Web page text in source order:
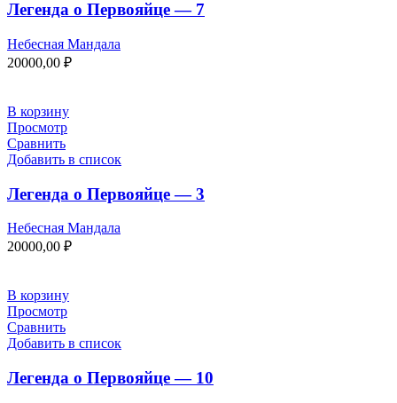
Легенда о Первояйце — 7
Небесная Мандала
20000,00 ₽
В корзину
Просмотр
Сравнить
Добавить в список
Легенда о Первояйце — 3
Небесная Мандала
20000,00 ₽
В корзину
Просмотр
Сравнить
Добавить в список
Легенда о Первояйце — 10